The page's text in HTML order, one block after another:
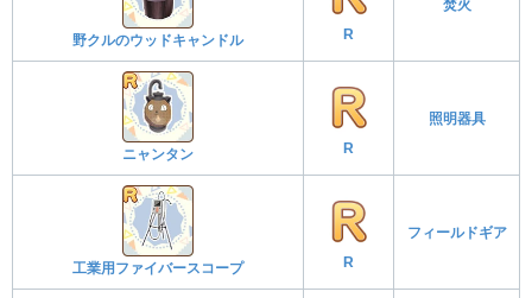
野クルのウッドキャンドル R
焚火
ニャンタン R
照明器具
工業用ファイバースコープ R
フィールドギア